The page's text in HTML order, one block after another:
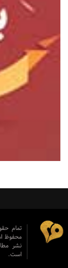
تمام
محفوظ
نشر
است.